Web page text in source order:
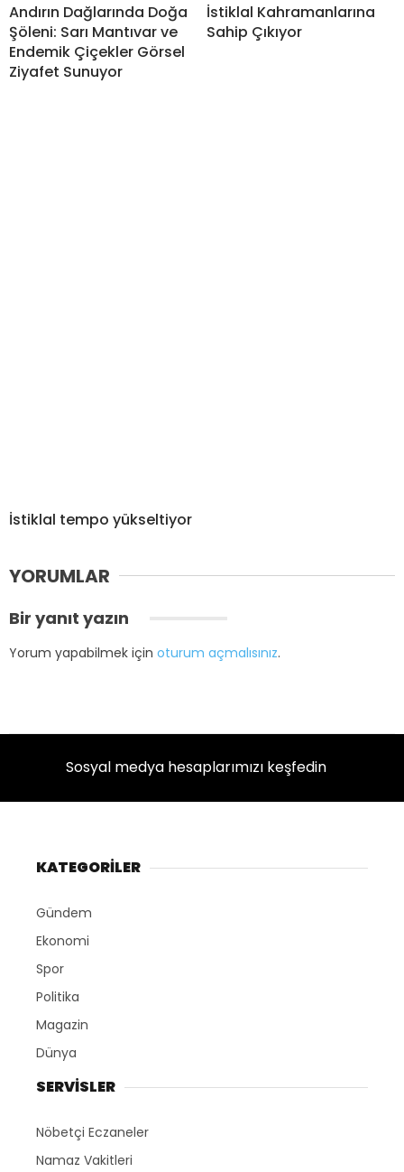
Andırın Dağlarında Doğa
Şöleni: Sarı Mantıvar ve
Endemik Çiçekler Görsel
Ziyafet Sunuyor
İstiklal Kahramanlarına
Sahip Çıkıyor
İstiklal tempo yükseltiyor
YORUMLAR
Bir yanıt yazın
Yorum yapabilmek için oturum açmalısınız.
Sosyal medya hesaplarımızı keşfedin
KATEGORİLER
Gündem
Ekonomi
Spor
Politika
Magazin
Dünya
SERVİSLER
Nöbetçi Eczaneler
Namaz Vakitleri